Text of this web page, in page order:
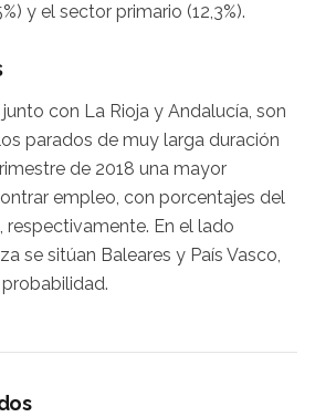
y el sector primario (12,3%).
con La Rioja y Andalucía, son
parados de muy larga duración
de 2018 una mayor
empleo, con porcentajes del
respectivamente. En el lado
se sitúan Baleares y País Vasco,